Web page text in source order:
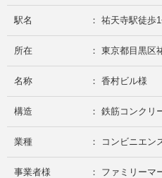
駅名 ： 祐天寺駅徒歩
所在 ： 東京都目黒区
名称 ： 香村ビル様
構造 ： 鉄筋コンクリ
業種 ： コンビニエン
事業者様 ： ファミリーマ